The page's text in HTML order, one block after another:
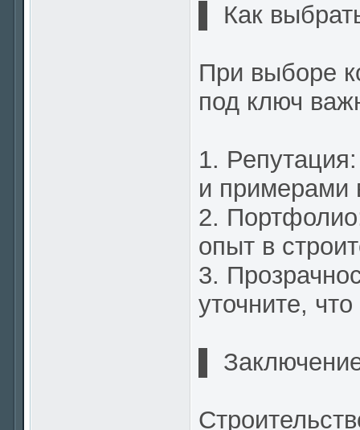
▌ Как
При выборе
под ключ
1.
и примерами
2.
опыт в
3.
уточните,
▌